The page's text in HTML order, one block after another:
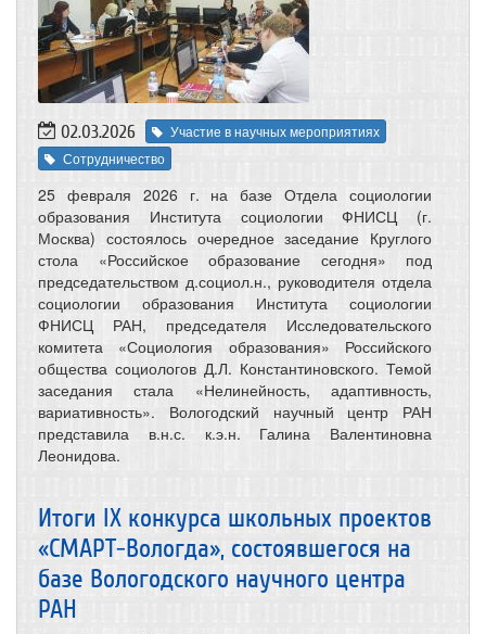
02.03.2026
Участие в научных мероприятиях
Сотрудничество
25 февраля 2026 г. на базе Отдела социологии
образования Института социологии ФНИСЦ (г.
Москва) состоялось очередное заседание Круглого
стола «Российское образование сегодня» под
председательством д.социол.н., руководителя отдела
социологии образования Института социологии
ФНИСЦ РАН, председателя Исследовательского
комитета «Социология образования» Российского
общества социологов Д.Л. Константиновского. Темой
заседания стала «Нелинейность, адаптивность,
вариативность». Вологодский научный центр РАН
представила в.н.с. к.э.н. Галина Валентиновна
Леонидова.
Итоги IX конкурса школьных проектов
«СМАРТ-Вологда», состоявшегося на
базе Вологодского научного центра
РАН